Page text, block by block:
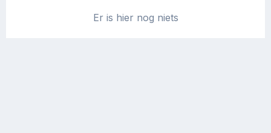
Er is hier nog niets